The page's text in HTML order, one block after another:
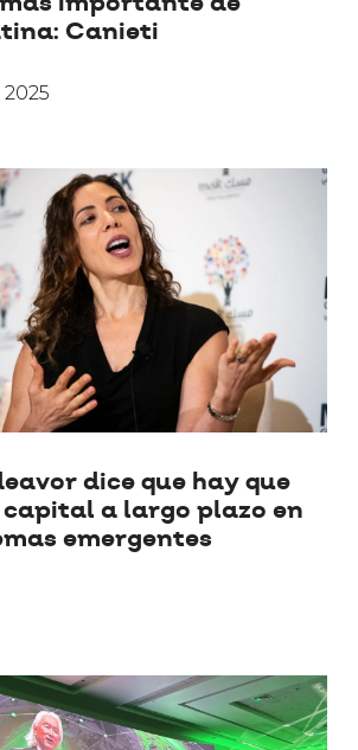
Canieti
dice que hay que
a largo plazo en
emergentes